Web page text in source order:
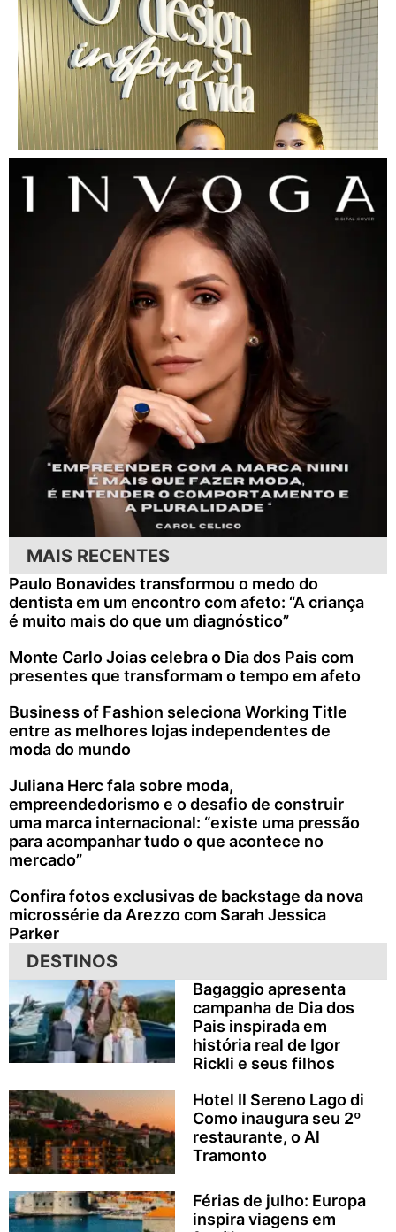
MAIS RECENTES
Paulo Bonavides transformou o medo do
dentista em um encontro com afeto: “A criança
é muito mais do que um diagnóstico”
Monte Carlo Joias celebra o Dia dos Pais com
presentes que transformam o tempo em afeto
Business of Fashion seleciona Working Title
entre as melhores lojas independentes de
moda do mundo
Juliana Herc fala sobre moda,
empreendedorismo e o desafio de construir
uma marca internacional: “existe uma pressão
para acompanhar tudo o que acontece no
mercado”
Confira fotos exclusivas de backstage da nova
microssérie da Arezzo com Sarah Jessica
Parker
DESTINOS
Bagaggio apresenta
campanha de Dia dos
Pais inspirada em
história real de Igor
Rickli e seus filhos
Hotel Il Sereno Lago di
Como inaugura seu 2º
restaurante, o Al
Tramonto
Férias de julho: Europa
inspira viagens em